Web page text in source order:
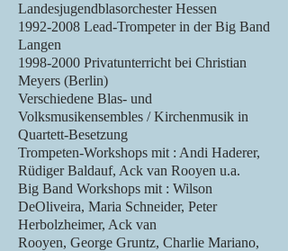
Landesjugendblasorchester Hessen
1992-2008 Lead-Trompeter in der Big Band
Langen
1998-2000 Privatunterricht bei Christian
Meyers (Berlin)
Verschiedene Blas- und
Volksmusikensembles / Kirchenmusik in
Quartett-Besetzung
Trompeten-Workshops mit : Andi Haderer,
Rüdiger Baldauf, Ack van Rooyen u.a.
Big Band Workshops mit : Wilson
DeOliveira, Maria Schneider, Peter
Herbolzheimer, Ack van
Rooyen, George Gruntz, Charlie Mariano,